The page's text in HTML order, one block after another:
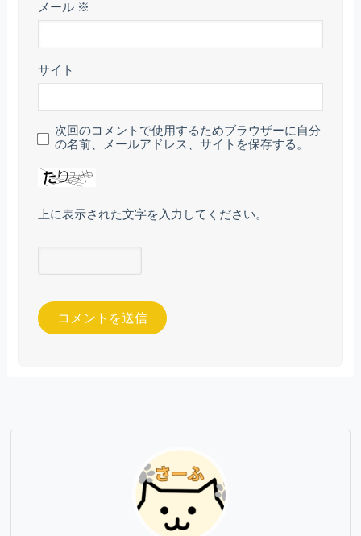
メール ※
サイト
次回のコメントで使用するためブラウザーに自分
の名前、メールアドレス、サイトを保存する。
上に表示された文字を入力してください。